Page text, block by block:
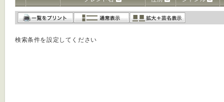
検索条件を設定してください